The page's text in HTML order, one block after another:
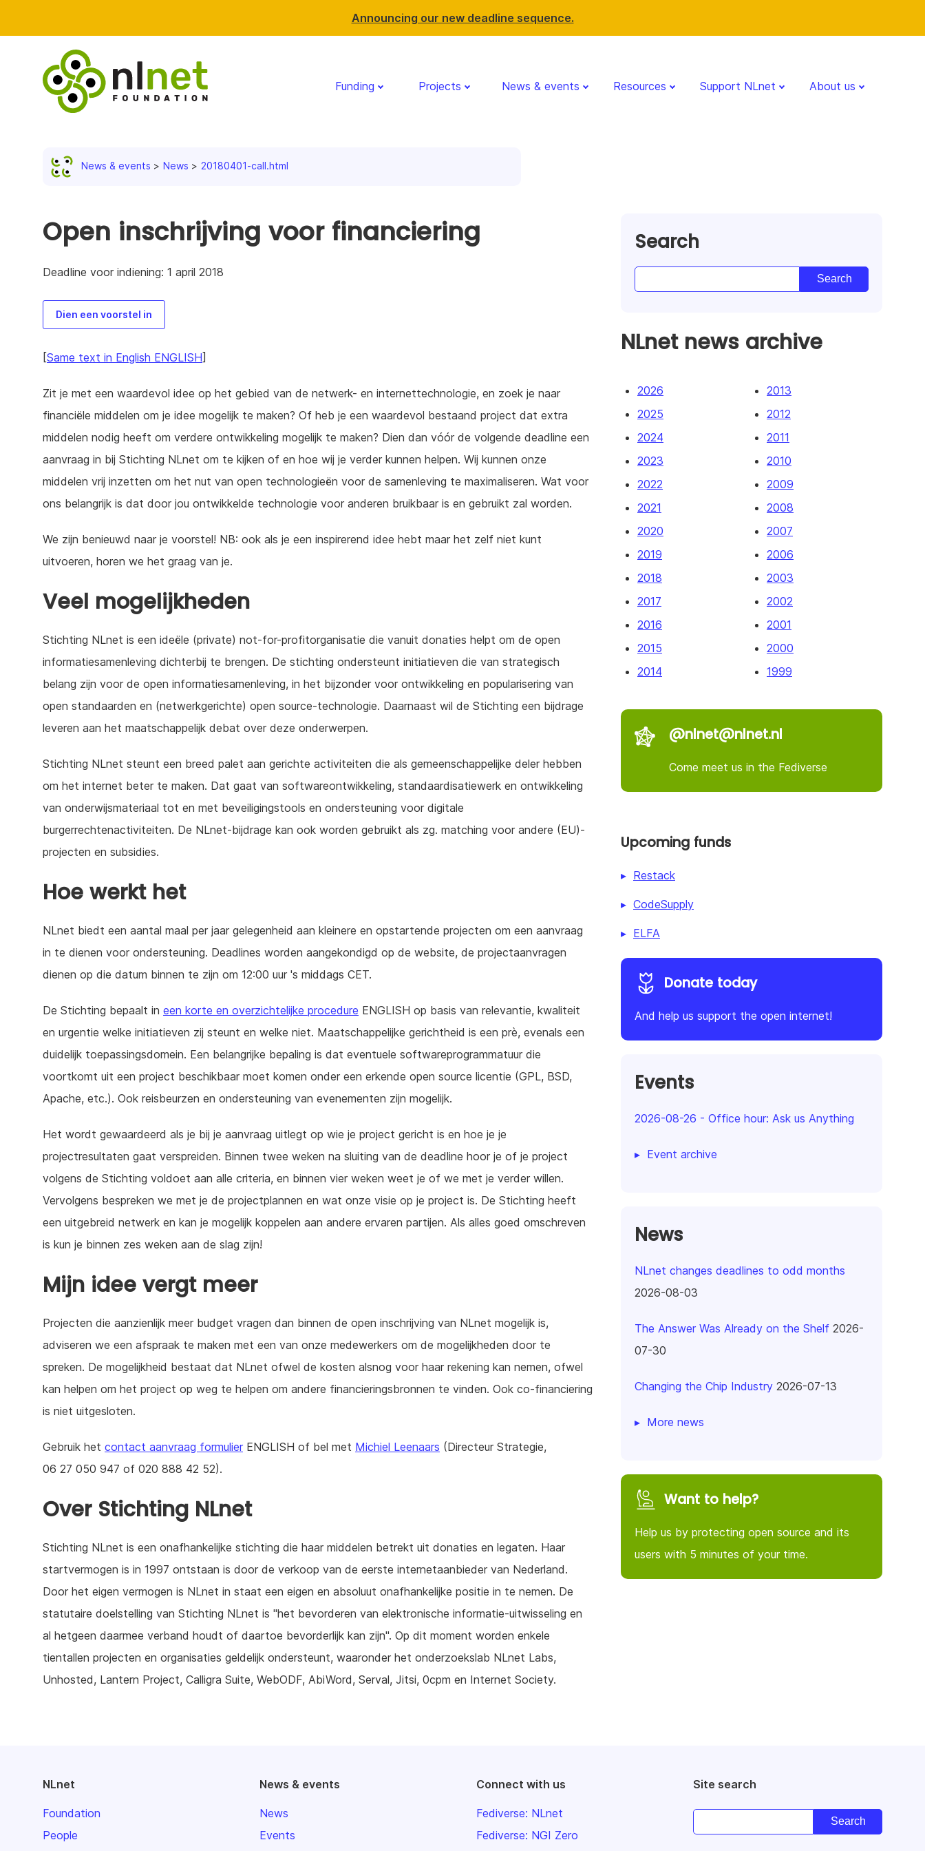
Announcing our new deadline sequence.
Funding Projects News & events Resources Support NLnet About us
News & events News 20180401-call.html
Open inschrijving voor financiering
Deadline voor indiening: 1 april 2018
Dien een voorstel in
[Same text in English ENGLISH]
Zit je met een waardevol idee op het gebied van de netwerk- en internettechnologie, en zoek je naar
financiële middelen om je idee mogelijk te maken? Of heb je een waardevol bestaand project dat extra
middelen nodig heeft om verdere ontwikkeling mogelijk te maken? Dien dan vóór de volgende deadline een
aanvraag in bij Stichting NLnet om te kijken of en hoe wij je verder kunnen helpen. Wij kunnen onze
middelen vrij inzetten om het nut van open technologieën voor de samenleving te maximaliseren. Wat voor
ons belangrijk is dat door jou ontwikkelde technologie voor anderen bruikbaar is en gebruikt zal worden.
We zijn benieuwd naar je voorstel! NB: ook als je een inspirerend idee hebt maar het zelf niet kunt
uitvoeren, horen we het graag van je.
Veel mogelijkheden
Stichting NLnet is een ideële (private) not-for-profitorganisatie die vanuit donaties helpt om de open
informatiesamenleving dichterbij te brengen. De stichting ondersteunt initiatieven die van strategisch
belang zijn voor de open informatiesamenleving, in het bijzonder voor ontwikkeling en popularisering van
open standaarden en (netwerkgerichte) open source-technologie. Daarnaast wil de Stichting een bijdrage
leveren aan het maatschappelijk debat over deze onderwerpen.
Stichting NLnet steunt een breed palet aan gerichte activiteiten die als gemeenschappelijke deler hebben
om het internet beter te maken. Dat gaat van softwareontwikkeling, standaardisatiewerk en ontwikkeling
van onderwijsmateriaal tot en met beveiligingstools en ondersteuning voor digitale
burgerrechtenactiviteiten. De NLnet-bijdrage kan ook worden gebruikt als zg. matching voor andere (EU)-
projecten en subsidies.
Hoe werkt het
NLnet biedt een aantal maal per jaar gelegenheid aan kleinere en opstartende projecten om een aanvraag
in te dienen voor ondersteuning. Deadlines worden aangekondigd op de website, de projectaanvragen
dienen op die datum binnen te zijn om 12:00 uur 's middags CET.
De Stichting bepaalt in een korte en overzichtelijke procedure ENGLISH op basis van relevantie, kwaliteit
en urgentie welke initiatieven zij steunt en welke niet. Maatschappelijke gerichtheid is een prè, evenals een
duidelijk toepassingsdomein. Een belangrijke bepaling is dat eventuele softwareprogrammatuur die
voortkomt uit een project beschikbaar moet komen onder een erkende open source licentie (GPL, BSD,
Apache, etc.). Ook reisbeurzen en ondersteuning van evenementen zijn mogelijk.
Het wordt gewaardeerd als je bij je aanvraag uitlegt op wie je project gericht is en hoe je je
projectresultaten gaat verspreiden. Binnen twee weken na sluiting van de deadline hoor je of je project
volgens de Stichting voldoet aan alle criteria, en binnen vier weken weet je of we met je verder willen.
Vervolgens bespreken we met je de projectplannen en wat onze visie op je project is. De Stichting heeft
een uitgebreid netwerk en kan je mogelijk koppelen aan andere ervaren partijen. Als alles goed omschreven
is kun je binnen zes weken aan de slag zijn!
Mijn idee vergt meer
Projecten die aanzienlijk meer budget vragen dan binnen de open inschrijving van NLnet mogelijk is,
adviseren we een afspraak te maken met een van onze medewerkers om de mogelijkheden door te
spreken. De mogelijkheid bestaat dat NLnet ofwel de kosten alsnog voor haar rekening kan nemen, ofwel
kan helpen om het project op weg te helpen om andere financieringsbronnen te vinden. Ook co-financiering
is niet uitgesloten.
Gebruik het contact aanvraag formulier ENGLISH of bel met Michiel Leenaars (Directeur Strategie,
06 27 050 947 of 020 888 42 52).
Over Stichting NLnet
Stichting NLnet is een onafhankelijke stichting die haar middelen betrekt uit donaties en legaten. Haar
startvermogen is in 1997 ontstaan is door de verkoop van de eerste internetaanbieder van Nederland.
Door het eigen vermogen is NLnet in staat een eigen en absoluut onafhankelijke positie in te nemen. De
statutaire doelstelling van Stichting NLnet is "het bevorderen van elektronische informatie-uitwisseling en
al hetgeen daarmee verband houdt of daartoe bevorderlijk kan zijn". Op dit moment worden enkele
tientallen projecten en organisaties geldelijk ondersteunt, waaronder het onderzoekslab NLnet Labs,
Unhosted, Lantern Project, Calligra Suite, WebODF, AbiWord, Serval, Jitsi, 0cpm en Internet Society.
Search
NLnet news archive
2026
2025
2024
2023
2022
2021
2020
2019
2018
2017
2016
2015
2014
2013
2012
2011
2010
2009
2008
2007
2006
2003
2002
2001
2000
1999
@nlnet@nlnet.nl
Come meet us in the Fediverse
Upcoming funds
Restack
CodeSupply
ELFA
Donate today
And help us support the open internet!
Events
2026-08-26 - Office hour: Ask us Anything
Event archive
News
NLnet changes deadlines to odd months
2026-08-03
The Answer Was Already on the Shelf 2026-
07-30
Changing the Chip Industry 2026-07-13
More news
Want to help?
Help us by protecting open source and its
users with 5 minutes of your time.
NLnet
Foundation
People
News & events
News
Events
Connect with us
Fediverse: NLnet
Fediverse: NGI Zero
Site search